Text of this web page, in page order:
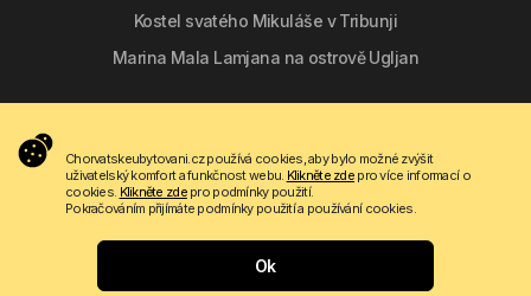
Kostel svatého Mikuláše v Tribunji
Marina Mala Lamjana na ostrově Ugljan
Copyright © 2009 - 2026 Do-bra d.o.o.
Chorvatskeubytovani.cz používá cookies, aby bylo možné zvýšit
uživatelský komfort a funkčnost webu. Klikněte zde pro více informací o
cookies. Klikněte zdepro podmínky použití.
Pokračováním přijímáte podmínky použití a používání cookies.
Ok